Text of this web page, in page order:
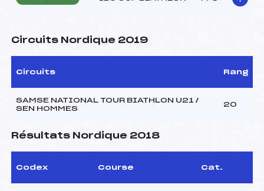
Circuits Nordique 2019
Circuits Rang
SAMSE NATIONAL TOUR BIATHLON U21 /
SEN HOMMES
20
Résultats Nordique 2018
Codex Course Cat.